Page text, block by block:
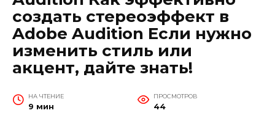
создать стереоэффект в
Adobe Audition Если нужно
изменить стиль или
акцент, дайте знать!
НА ЧТЕНИЕ
9 мин
ПРОСМОТРОВ
44